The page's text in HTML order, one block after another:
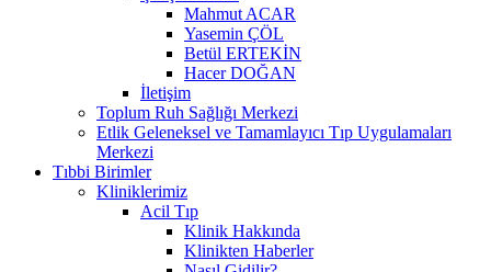
Mahmut ACAR
Yasemin ÇÖL
Betül ERTEKİN
Hacer DOĞAN
İletişim
Toplum Ruh Sağlığı Merkezi
Etlik Geleneksel ve Tamamlayıcı Tıp Uygulamaları
Merkezi
Tıbbi Birimler
Kliniklerimiz
Acil Tıp
Klinik Hakkında
Klinikten Haberler